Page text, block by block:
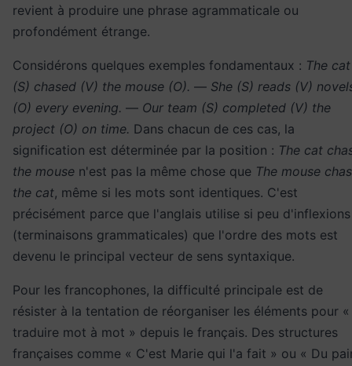
revient à produire une phrase agrammaticale ou
profondément étrange.
Considérons quelques exemples fondamentaux : The cat
(S) chased (V) the mouse (O). — She (S) reads (V)
(O) every evening. — Our team (S) completed (V) the
project (O) on time. Dans chacun de ces cas, la
signification est déterminée par la position : The cat
the mouse n'est pas la même chose que The mouse
the cat, même si les mots sont identiques. C'est
précisément parce que l'anglais utilise si peu d'inflexions
(terminaisons grammaticales) que l'ordre des mots est
devenu le principal vecteur de sens syntaxique.
Pour les francophones, la difficulté principale est de
résister à la tentation de réorganiser les éléments pour «
traduire mot à mot » depuis le français. Des structures
françaises comme « C'est Marie qui l'a fait » ou « Du